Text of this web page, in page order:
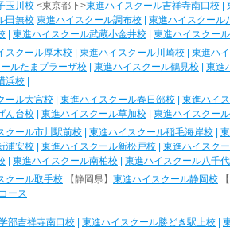
玉川校 <東京都下>東進ハイスクール吉祥寺南口校
田無校 東進ハイスクール調布校 東進ハイスクール
東進ハイスクール武蔵小金井校 東進ハイスクー
スクール厚木校
東進ハイスクール川崎校 東進ハ
ルたまプラーザ校
東進ハイスクール鶴見校 東進
浜校
ール大宮校
東進ハイスクール春日部校 東進ハイ
ん台校
東進ハイスクール草加校 東進ハイスクー
クール市川駅前校
東進ハイスクール稲毛海岸校
浦安校
東進ハイスクール新松戸校 東進ハイスク
東進ハイスクール南柏校
東進ハイスクール八千
クール取手校
【静岡県】 東進ハイスクール静岡校
ース
部吉祥寺南口校 東進ハイスクール勝どき駅上校